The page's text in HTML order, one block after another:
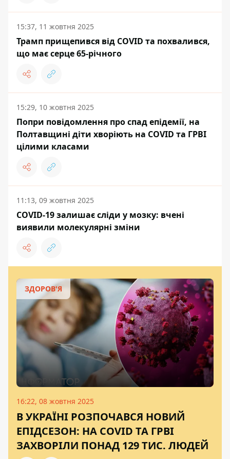
15:37, 11 жовтня 2025
Трамп прищепився від COVID та похвалився,
що має серце 65-річного
15:29, 10 жовтня 2025
Попри повідомлення про спад епідемії, на
Полтавщині діти хворіють на COVІD та ГРВІ
цілими класами
11:13, 09 жовтня 2025
COVID-19 залишає сліди у мозку: вчені
виявили молекулярні зміни
ЗДОРОВ'Я
16:22, 08 жовтня 2025
В УКРАЇНІ РОЗПОЧАВСЯ НОВИЙ
ЕПІДСЕЗОН: НА COVID ТА ГРВІ
ЗАХВОРІЛИ ПОНАД 129 ТИС. ЛЮДЕЙ